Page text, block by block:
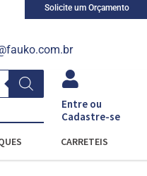
Solicite um Orçamento
Entre ou
Cadastre-se
CARRETEIS